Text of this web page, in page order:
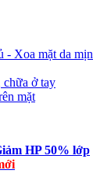
- Xoa mặt da mịn
ở tay
mặt
HP 50% lớp